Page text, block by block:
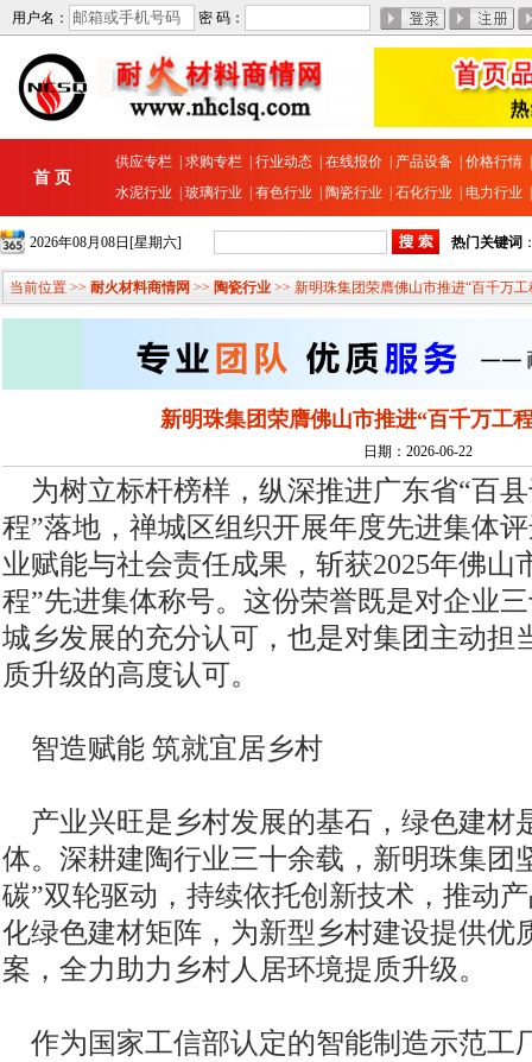
用户名： 密 码：
首 页
供应专栏 求购专栏 行业动态 在线报价 产品设备 价格行情
水泥行业
玻璃行业 有色行业 陶瓷行业 石化行业 电力行业
2026年08月08日[星期六] 热门关键词
当前位置 >> 耐火材料商情网 >> 陶瓷行业 >> 新明珠集团荣膺佛山市推进“百千万
新明珠集团荣膺佛山市推进“百千万工
日期：2026-06-22
为树立标杆榜样，纵深推进广东省“百
程”落地，禅城区组织开展年度先进集体
业赋能与社会责任成果，斩获2025年佛山
程”先进集体称号。这份荣誉既是对企业
城乡发展的充分认可，也是对集团主动担
质升级的高度认可。
智造赋能 筑就宜居乡村
产业兴旺是乡村发展的基石，绿色建材
体。深耕建陶行业三十余载，新明珠集团
碳”双轮驱动，持续依托创新技术，推动
化绿色建材矩阵，为新型乡村建设提供优
案，全力助力乡村人居环境提质升级。
作为国家工信部认定的智能制造示范工